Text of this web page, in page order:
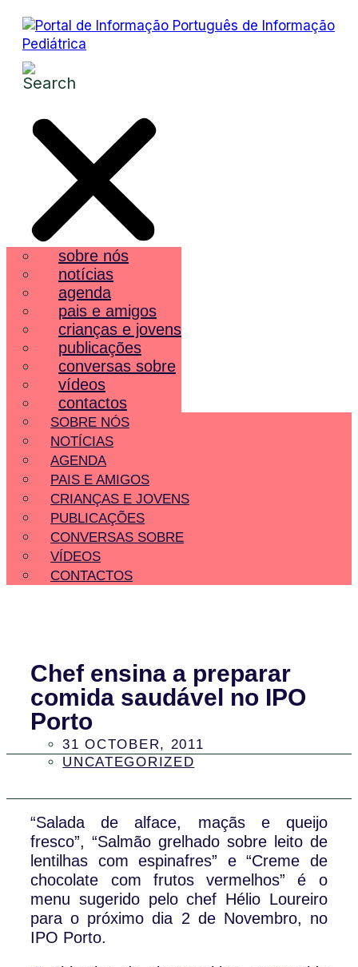
sobre nós
notícias
agenda
pais e amigos
crianças e jovens
publicações
conversas sobre
vídeos
contactos
SOBRE NÓS
NOTÍCIAS
AGENDA
PAIS E AMIGOS
CRIANÇAS E JOVENS
PUBLICAÇÕES
CONVERSAS SOBRE
VÍDEOS
CONTACTOS
Chef ensina a preparar
comida saudável no IPO
Porto
31 OCTOBER, 2011
UNCATEGORIZED
“Salada de alface, maçãs e queijo
fresco”, “Salmão grelhado sobre leito de
lentilhas com espinafres” e “Creme de
chocolate com frutos vermelhos” é o
menu sugerido pelo chef Hélio Loureiro
para o próximo dia 2 de Novembro, no
IPO Porto.